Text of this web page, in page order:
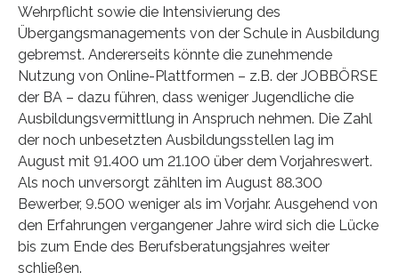
Wehrpflicht sowie die Intensivierung des
Übergangsmanagements von der Schule in Ausbildung
gebremst. Andererseits könnte die zunehmende
Nutzung von Online-Plattformen – z.B. der JOBBÖRSE
der BA – dazu führen, dass weniger Jugendliche die
Ausbildungsvermittlung in Anspruch nehmen. Die Zahl
der noch unbesetzten Ausbildungsstellen lag im
August mit 91.400 um 21.100 über dem Vorjahreswert.
Als noch unversorgt zählten im August 88.300
Bewerber, 9.500 weniger als im Vorjahr. Ausgehend von
den Erfahrungen vergangener Jahre wird sich die Lücke
bis zum Ende des Berufsberatungsjahres weiter
schließen.